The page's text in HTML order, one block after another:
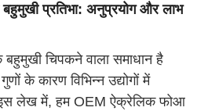
प्रतिभा: अनुप्रयोग और लाभ
चिपकने वाला समाधान है
के कारण विभिन्न उद्योगों में
इस लेख में, हम OEM ऐक्रेलिक फोआ